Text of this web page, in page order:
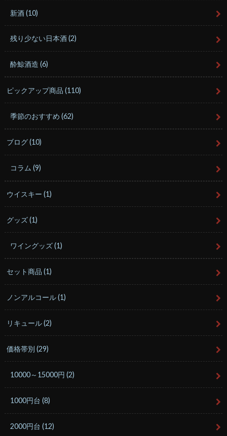
新酒(10)
残り少ない日本酒(2)
酔鯨酒造(6)
ピックアップ商品(110)
季節のおすすめ(62)
ブログ(10)
コラム(9)
ウイスキー(1)
グッズ(1)
ワイングッズ(1)
セット商品(1)
ノンアルコール(1)
リキュール(2)
価格帯別(29)
10000～15000円(2)
1000円台(8)
2000円台(12)